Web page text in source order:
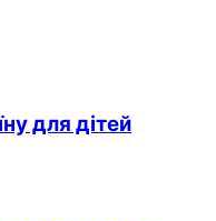
для дітей